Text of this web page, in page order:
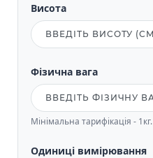
Висота
Фізична вага
Мінімальна тарифікація - 1кг.
Одиниці вимірювання